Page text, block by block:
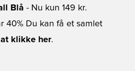
Blå - Nu kun 149 kr. 
40% Du kan få et samlet
klikke her.